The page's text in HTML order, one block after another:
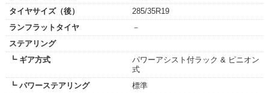
タイヤサイズ（後）
285/35R19
ランフラットタイヤ
－
ステアリング
┗ ギア方式
パワーアシスト付ラック & ピニオン
式
┗ パワーステアリング
標準